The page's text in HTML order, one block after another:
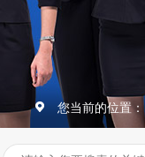
您当前的位置：